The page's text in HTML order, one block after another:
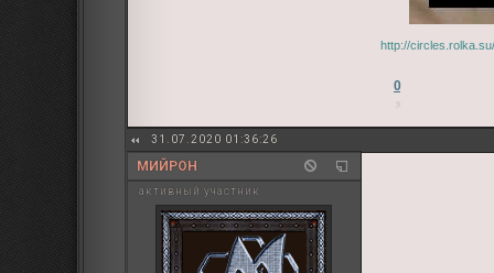
http://
0
31.07.2020 01:36:26
МИЙРОН
активный участник